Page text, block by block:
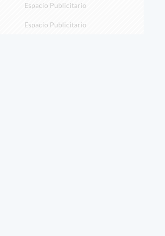
Espacio Publicitario
Espacio Publicitario